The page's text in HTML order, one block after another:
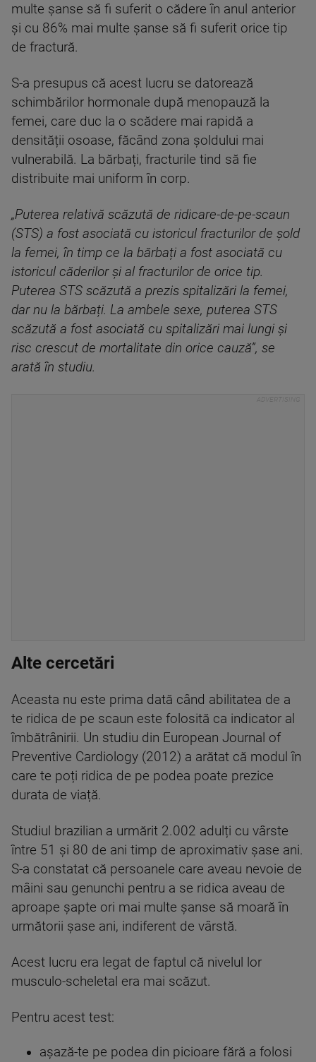
multe șanse să fi suferit o cădere în anul anterior
și cu 86% mai multe șanse să fi suferit orice tip
de fractură.
S-a presupus că acest lucru se datorează
schimbărilor hormonale după menopauză la
femei, care duc la o scădere mai rapidă a
densității osoase, făcând zona șoldului mai
vulnerabilă. La bărbați, fracturile tind să fie
distribuite mai uniform în corp.
„Puterea relativă scăzută de ridicare-de-pe-scaun
(STS) a fost asociată cu istoricul fracturilor de șold
la femei, în timp ce la bărbați a fost asociată cu
istoricul căderilor și al fracturilor de orice tip.
Puterea STS scăzută a prezis spitalizări la femei,
dar nu la bărbați. La ambele sexe, puterea STS
scăzută a fost asociată cu spitalizări mai lungi și
risc crescut de mortalitate din orice cauză”, se
arată în studiu.
Alte cercetări
Aceasta nu este prima dată când abilitatea de a
te ridica de pe scaun este folosită ca indicator al
îmbătrânirii. Un studiu din European Journal of
Preventive Cardiology (2012) a arătat că modul în
care te poți ridica de pe podea poate prezice
durata de viață.
Studiul brazilian a urmărit 2.002 adulți cu vârste
între 51 și 80 de ani timp de aproximativ șase ani.
S-a constatat că persoanele care aveau nevoie de
mâini sau genunchi pentru a se ridica aveau de
aproape șapte ori mai multe șanse să moară în
următorii șase ani, indiferent de vârstă.
Acest lucru era legat de faptul că nivelul lor
musculo-scheletal era mai scăzut.
Pentru acest test:
așază-te pe podea din picioare fără a folosi